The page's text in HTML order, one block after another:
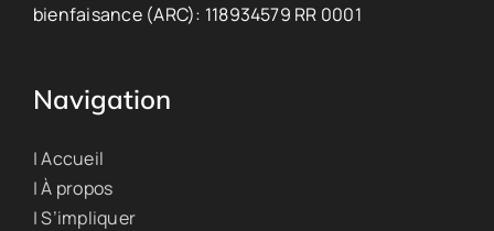
bienfaisance (ARC): 118934579 RR 0001
Navigation
| Accueil
| À propos
| S’impliquer